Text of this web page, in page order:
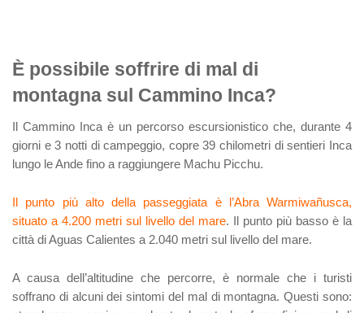
È possibile soffrire di mal di
montagna sul Cammino Inca?
Il Cammino Inca è un percorso escursionistico che, durante 4
giorni e 3 notti di campeggio, copre 39 chilometri di sentieri Inca
lungo le Ande fino a raggiungere Machu Picchu.
Il punto più alto della passeggiata è l’Abra Warmiwañusca,
situato a 4.200 metri sul livello del mare. Il punto più basso è la
città di Aguas Calientes a 2.040 metri sul livello del mare.
A causa dell’altitudine che percorre, è normale che i turisti
soffrano di alcuni dei sintomi del mal di montagna. Questi sono: